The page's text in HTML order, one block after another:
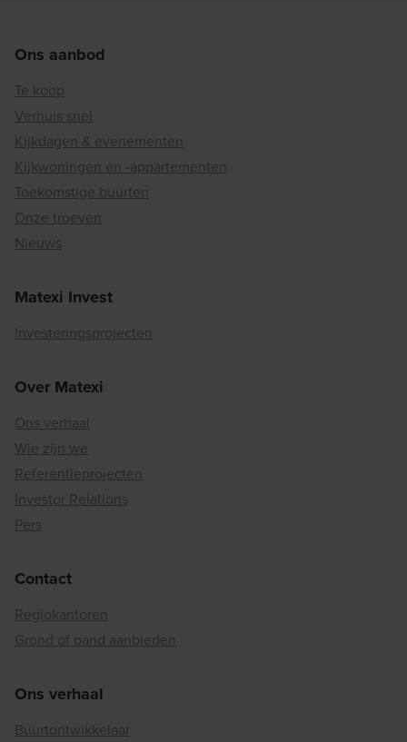
Ons aanbod
Te koop
Verhuis snel
Kijkdagen & evenementen
Kijkwoningen en -appartementen
Toekomstige buurten
Onze troeven
Nieuws
Matexi Invest
Investeringsprojecten
Over Matexi
Ons verhaal
Wie zijn we
Referentieprojecten
Investor Relations
Pers
Contact
Regiokantoren
Grond of pand aanbieden
Ons verhaal
Buurtontwikkelaar